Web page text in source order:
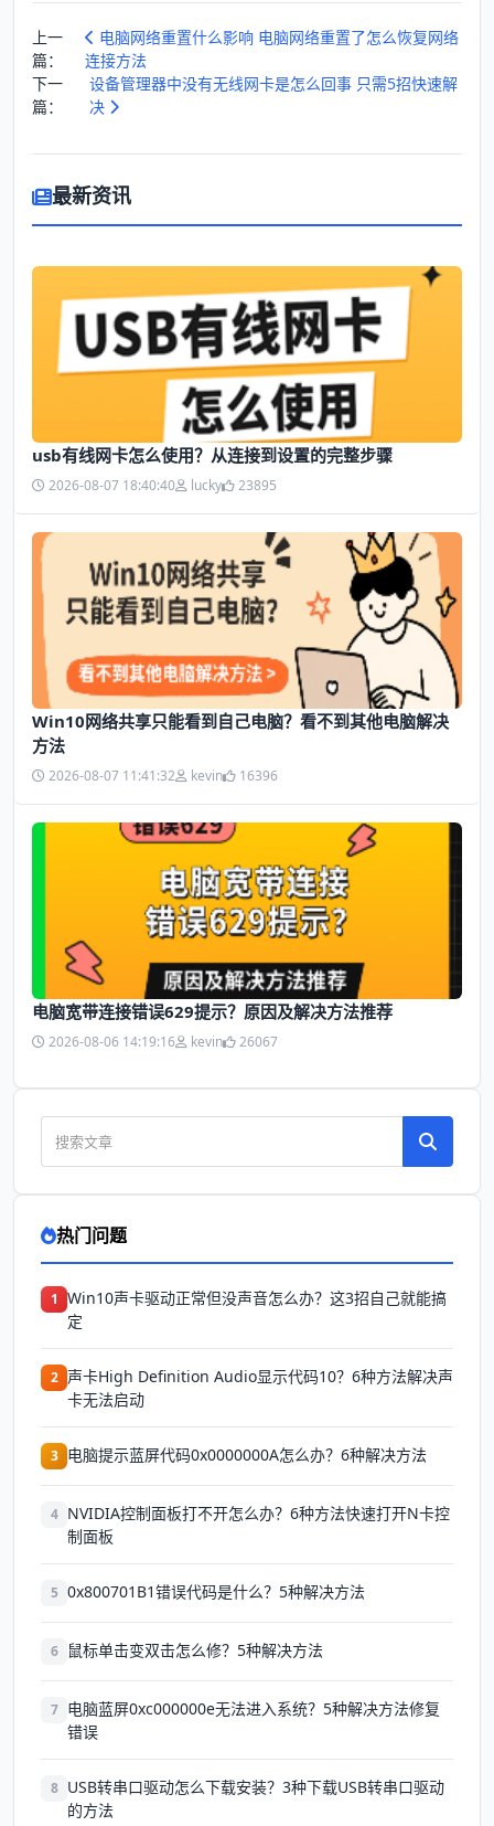
上一
篇：
电脑网络重置什么影响 电脑网络重置了怎么恢复网络
连接方法
下一
篇：
设备管理器中没有无线网卡是怎么回事 只需5招快速解
决
最新资讯
usb有线网卡怎么使用？从连接到设置的完整步骤
2026-08-07 18:40:40 lucky 23895
Win10网络共享只能看到自己电脑？看不到其他电脑解决
方法
2026-08-07 11:41:32 kevin 16396
电脑宽带连接错误629提示？原因及解决方法推荐
2026-08-06 14:19:16 kevin 26067
热门问题
1 Win10声卡驱动正常但没声音怎么办？这3招自己就能搞
定
2 声卡High Definition Audio显示代码10？6种方法解决声
卡无法启动
3 电脑提示蓝屏代码0x0000000A怎么办？6种解决方法
4 NVIDIA控制面板打不开怎么办？6种方法快速打开N卡控
制面板
5 0x800701B1错误代码是什么？5种解决方法
6 鼠标单击变双击怎么修？5种解决方法
7 电脑蓝屏0xc000000e无法进入系统？5种解决方法修复
错误
8 USB转串口驱动怎么下载安装？3种下载USB转串口驱动
的方法